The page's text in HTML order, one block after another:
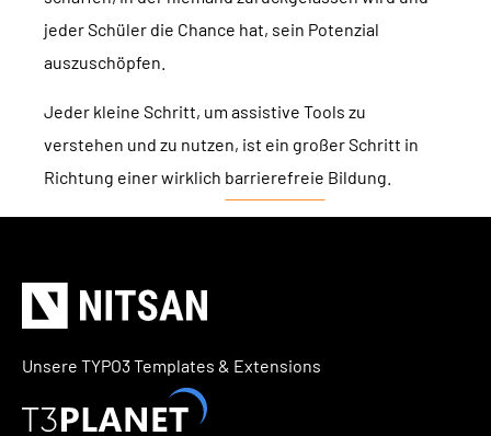
jeder Schüler die Chance hat, sein Potenzial
auszuschöpfen.
Jeder kleine Schritt, um assistive Tools zu
verstehen und zu nutzen, ist ein großer Schritt in
Richtung einer wirklich barrierefreie Bildung.
Unsere TYPO3 Templates & Extensions